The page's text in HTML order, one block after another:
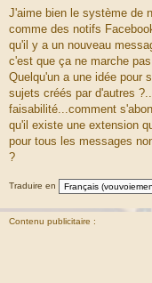
a
g
e
J'aime bien le système de
comme des notifs
qu'il y a un nouveau
c'est que ça ne marche
Quelqu'un a une idée pour
sujets créés par d'autres
faisabilité...comment
qu'il existe une extension
pour tous les messages
?
Traduire en
Contenu publicitaire :